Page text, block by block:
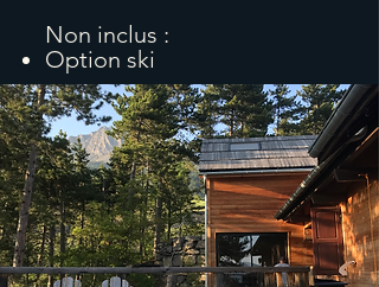
Non inclus :
Option ski